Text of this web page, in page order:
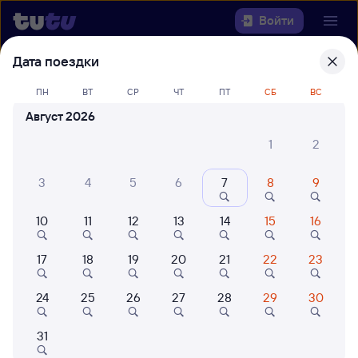
Войти
билеты Санкт-Петербург Ладож. —
Струги Красные
42 млн путешествуют с
Когда
Кто едет
Дата поездки
ПН ВТ СР ЧТ ПТ СБ ВС
Август 2026
1
2
3 4 5 6 7 8 9
10 11 12 13 14 15 16
17 18 19 20 21 22 23
24 25 26 27 28 29 30
31